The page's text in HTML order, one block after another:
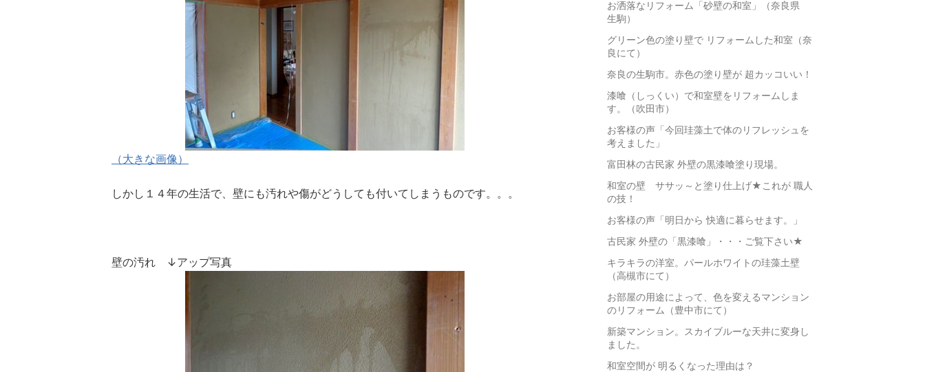
（大きな画像）
しかし１４年の生活で、壁にも汚れや傷がどうしても付いてしまうものです。。。
壁の汚れ ↓アップ写真
お洒落なリフォーム「砂壁の和室」（奈良県
生駒）
グリーン色の塗り壁で リフォームした和室（奈
良にて）
奈良の生駒市。赤色の塗り壁が 超カッコいい！
漆喰（しっくい）で和室壁をリフォームしま
す。（吹田市）
お客様の声「今回珪藻土で体のリフレッシュを
考えました」
富田林の古民家 外壁の黒漆喰塗り現場。
和室の壁 ササッ～と塗り仕上げ★これが 職人
の技！
お客様の声「明日から 快適に暮らせます。」
古民家 外壁の「黒漆喰」・・・ご覧下さい★
キラキラの洋室。パールホワイトの珪藻土壁
（高槻市にて）
お部屋の用途によって、色を変えるマンション
のリフォーム（豊中市にて）
新築マンション。スカイブルーな天井に変身し
ました。
和室空間が 明るくなった理由は？